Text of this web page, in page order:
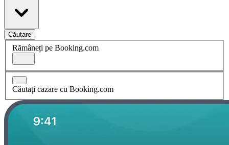
Căutare
Rămâneți pe Booking.com
Căutați cazare cu Booking.com